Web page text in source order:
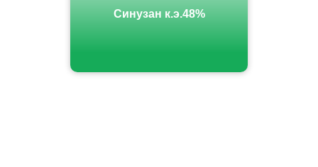
Синузан к.э.48%